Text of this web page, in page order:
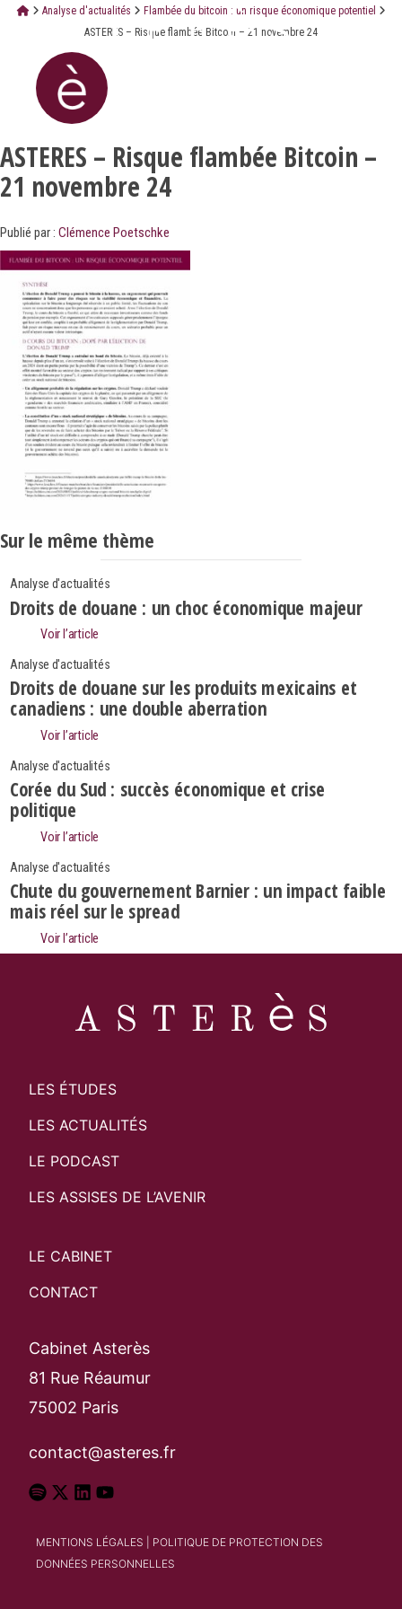
Analyse d'actualités
Flambée du bitcoin : un risque économique potentiel
ASTERES – Risque flambée Bitcoin – 21 novembre 24
ASTERES – Risque flambée Bitcoin –
21 novembre 24
Publié par : Clémence Poetschke
Sur le même thème
Analyse d'actualités
Droits de douane : un choc économique majeur
Voir l’article
Analyse d'actualités
Droits de douane sur les produits mexicains et
canadiens : une double aberration
Voir l’article
Analyse d'actualités
Corée du Sud : succès économique et crise
politique
Voir l’article
Analyse d'actualités
Chute du gouvernement Barnier : un impact faible
mais réel sur le spread
Voir l’article
LES ÉTUDES
LES ACTUALITÉS
LE PODCAST
LES ASSISES DE L’AVENIR
LE CABINET
CONTACT
Cabinet Asterès
81 Rue Réaumur
75002 Paris
contact@asteres.fr
MENTIONS LÉGALES
POLITIQUE DE PROTECTION DES
DONNÉES PERSONNELLES
Search